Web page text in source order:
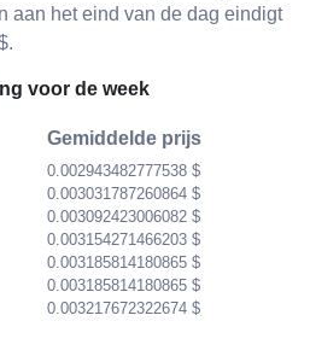
aan het eind van de dag eindigt
voor de week
Gemiddelde prijs
0.002943482777538 $
0.003031787260864 $
0.003092423006082 $
0.003154271466203 $
0.003185814180865 $
0.003185814180865 $
0.003217672322674 $